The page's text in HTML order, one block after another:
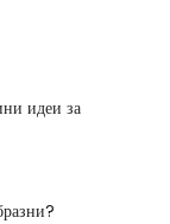
идеи за